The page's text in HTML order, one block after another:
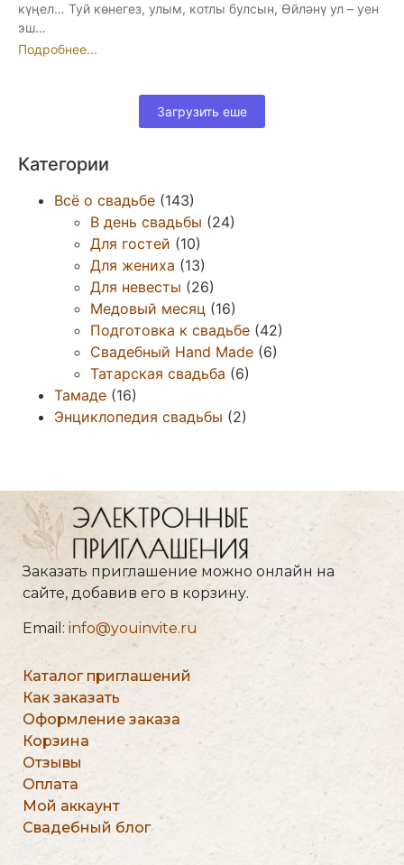
күңел… Туй көнегез, улым, котлы булсын, Өйләнү ул – уен
эш…
Подробнее...
Загрузить еше
Категории
Всё о свадьбе (143)
В день свадьбы (24)
Для гостей (10)
Для жениха (13)
Для невесты (26)
Медовый месяц (16)
Подготовка к свадьбе (42)
Свадебный Hand Made (6)
Татарская свадьба (6)
Тамаде (16)
Энциклопедия свадьбы (2)
Заказать приглашение можно онлайн на
сайте, добавив его в корзину.
Email: info@youinvite.ru
Каталог приглашений
Как заказать
Оформление заказа
Корзина
Отзывы
Оплата
Мой аккаунт
Свадебный блог